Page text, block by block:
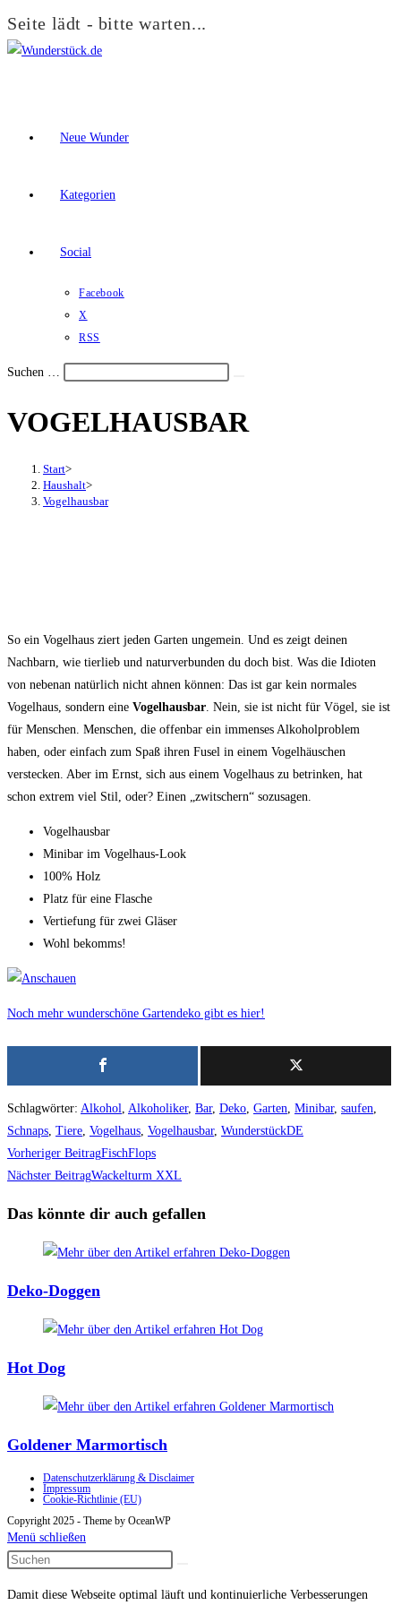
Seite lädt - bitte warten...
Zum
Neue Wunder
Kategorien
Social
Facebook
X
RSS
Suchen …
den
VOGELHAUSBAR
Start>
Haushalt>
Vogelhausbar
So ein Vogelhaus ziert jeden Garten ungemein. Und es zeigt deinen
Nachbarn, wie tierlieb und naturverbunden du doch bist. Was die Idioten
von nebenan natürlich nicht ahnen können: Das ist gar kein normales
Vogelhaus, sondern eine Vogelhausbar. Nein, sie ist nicht für Vögel, sie ist
für Menschen. Menschen, die offenbar ein immenses Alkoholproblem
haben, oder einfach zum Spaß ihren Fusel in einem Vogelhäuschen
verstecken. Aber im Ernst, sich aus einem Vogelhaus zu betrinken, hat
schon extrem viel Stil, oder? Einen „zwitschern“ sozusagen.
Vogelhausbar
Minibar im Vogelhaus-Look
100% Holz
Platz für eine Flasche
Vertiefung für zwei Gläser
Wohl bekomms!
Noch mehr wunderschöne Gartendeko gibt es hier!
Schlagwörter: Alkohol, Alkoholiker, Bar, Deko, Garten, Minibar, saufen,
Schnaps, Tiere, Vogelhaus, Vogelhausbar, WunderstückDE
Weitere
Artikel
ansehen
Vorheriger BeitragFischFlops
Nächster BeitragWackelturm XXL
Das könnte dir auch gefallen
Deko-Doggen
Hot Dog
Goldener Marmortisch
Datenschutzerklärung & Disclaimer
Impressum
Cookie-Richtlinie (EU)
Copyright 2025 - Theme by OceanWP
Menü schließen
Damit diese Webseite optimal läuft und kontinuierliche Verbesserungen